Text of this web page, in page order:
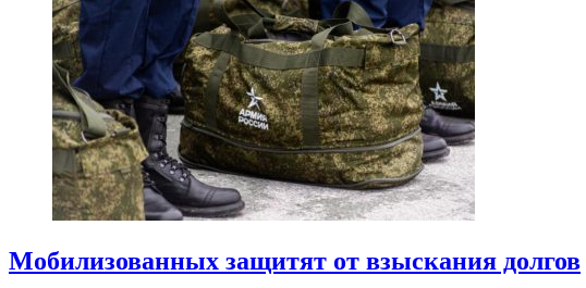
Мобилизованных защитят от взыскания долгов